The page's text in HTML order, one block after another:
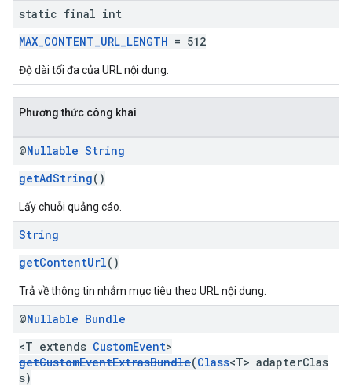
static final int
MAX_CONTENT_URL_LENGTH = 512
Độ dài tối đa của URL nội dung.
Phương thức công khai
@Nullable String
getAdString()
Lấy chuỗi quảng cáo.
String
getContentUrl()
Trả về thông tin nhắm mục tiêu theo URL nội dung.
@Nullable Bundle
<T extends CustomEvent>
getCustomEventExtrasBundle(Class<T> adapterClas
s)